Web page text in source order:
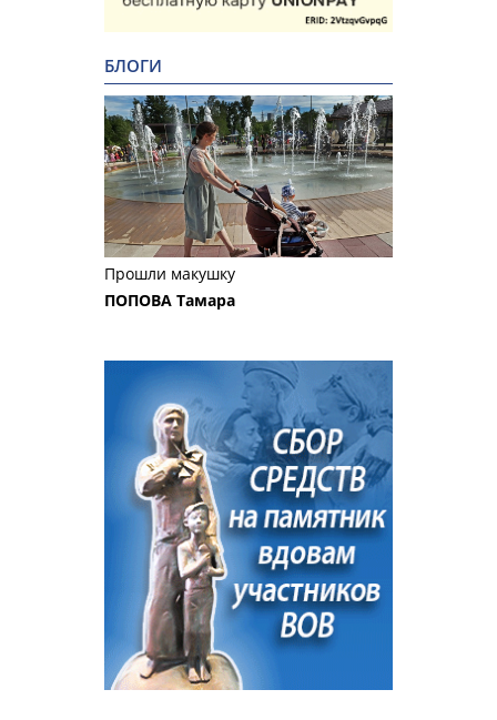
БЛОГИ
Прошли макушку
ПОПОВА Тамара